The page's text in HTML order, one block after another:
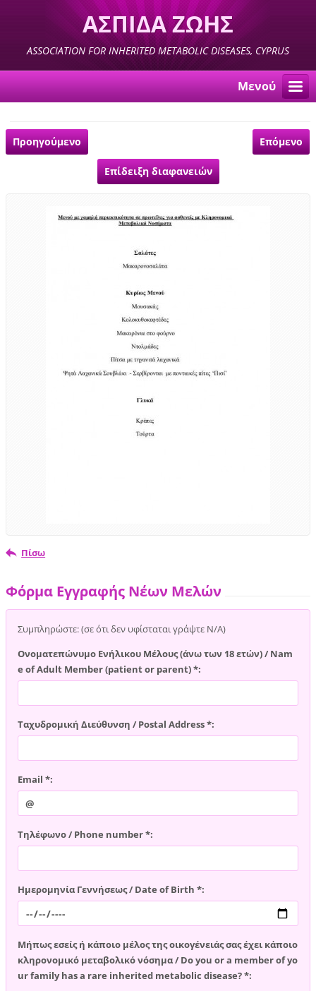
ΑΣΠΙΔΑ ΖΩΗΣ
ASSOCIATION FOR INHERITED METABOLIC DISEASES, CYPRUS
Μενού
Προηγούμενο Επόμενο
Επίδειξη διαφανειών
Πίσω
Φόρμα Εγγραφής Νέων Μελών
Συμπληρώστε: (σε ότι δεν υφίσταται γράψτε Ν/Α)
Ονοματεπώνυμο Ενήλικου Μέλους (άνω των 18 ετών) / Nam
e of Adult Member (patient or parent) *:
Ταχυδρομική Διεύθυνση / Postal Address *:
Email *:
Τηλέφωνο / Phone number *:
Ημερομηνία Γεννήσεως / Date of Birth *:
Μήπως εσείς ή κάποιο μέλος της οικογένειάς σας έχει κάποιο
κληρονομικό μεταβολικό νόσημα / Do you or a member of yo
ur family has a rare inherited metabolic disease? *: